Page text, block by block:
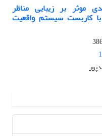
موثر بر زیبایی مناظر
کاربست سیستم واقعیت